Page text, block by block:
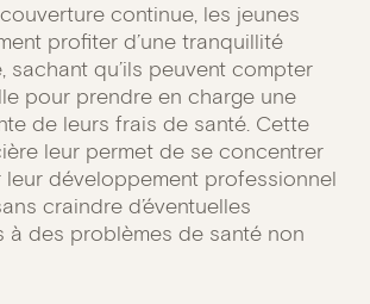
continue, les jeunes
profiter d’une tranquillité
sachant qu’ils peuvent compter
pour prendre en charge une
de leurs frais de santé. Cette
leur permet de se concentrer
leur développement professionnel
craindre d’éventuelles
à des problèmes de santé non